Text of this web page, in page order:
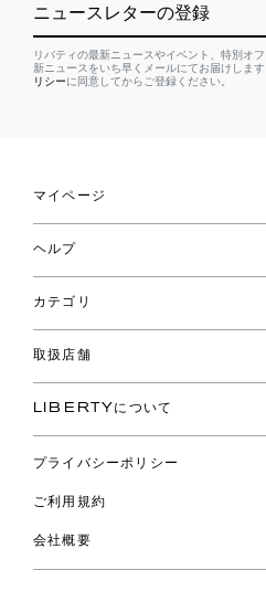
ニュースレターの登録
リバティの最新ニュースやイベント、特別オ
新ニュースをいち早くメールにてお届けしま
リシーに同意してからご登録ください。
マイページ
ロイヤリティプログラム
パスワード再設定
ショッピングバッグ
ヘルプ
お問い合わせ
よくあるご質問
ご利用ガイド
カテゴリ
コレクション
ファブリックス
バッグ
ウェア
ライフスタイル
スペシャル
取扱店舗
リバティ・ファブリックス
LIBERTYについて
プライバシーポリシー
ご利用規約
会社概要